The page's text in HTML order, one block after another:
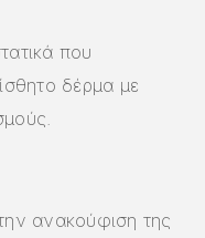
που
δέρμα με
ανακούφιση της